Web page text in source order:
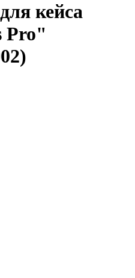
кейса
Pro"